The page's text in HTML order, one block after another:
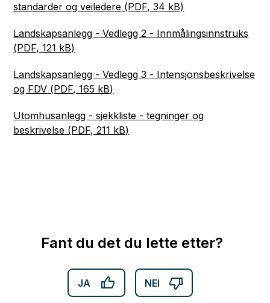
standarder og veiledere (PDF, 34 kB)
Landskapsanlegg - Vedlegg 2 - Innmålingsinnstruks
(PDF, 121 kB)
Landskapsanlegg - Vedlegg 3 - Intensjonsbeskrivelse
og FDV (PDF, 165 kB)
Utomhusanlegg - sjekkliste - tegninger og
beskrivelse (PDF, 211 kB)
Fant du det du lette etter?
JA NEI